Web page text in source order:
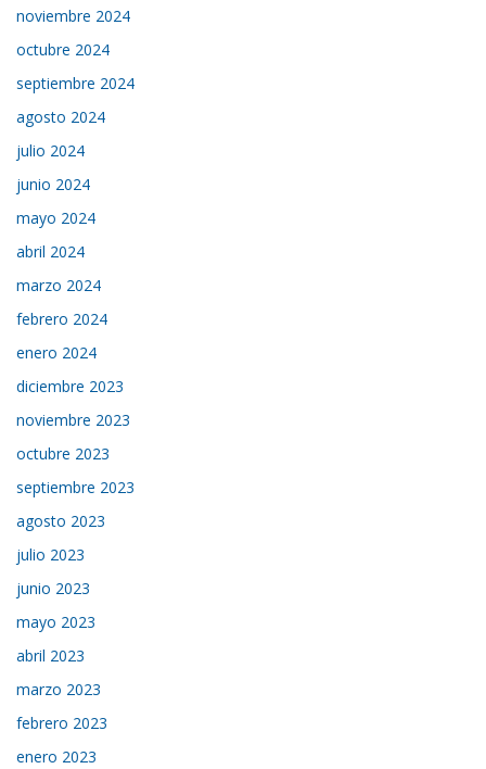
noviembre 2024
octubre 2024
septiembre 2024
agosto 2024
julio 2024
junio 2024
mayo 2024
abril 2024
marzo 2024
febrero 2024
enero 2024
diciembre 2023
noviembre 2023
octubre 2023
septiembre 2023
agosto 2023
julio 2023
junio 2023
mayo 2023
abril 2023
marzo 2023
febrero 2023
enero 2023